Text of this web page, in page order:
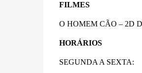
FILMES
O HOMEM CÃO – 2D
HORÁRIOS
SEGUNDA A SEXTA: